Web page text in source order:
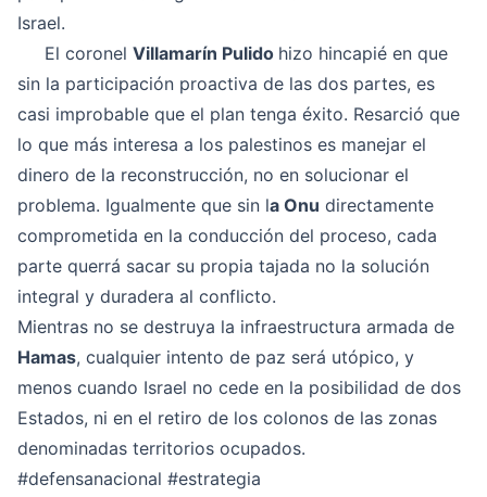
Israel.
El coronel Villamarín Pulido hizo hincapié en que
sin la participación proactiva de las dos partes, es
casi improbable que el plan tenga éxito. Resarció que
lo que más interesa a los palestinos es manejar el
dinero de la reconstrucción, no en solucionar el
problema. Igualmente que sin la Onu directamente
comprometida en la conducción del proceso, cada
parte querrá sacar su propia tajada no la solución
integral y duradera al conflicto.
Mientras no se destruya la infraestructura armada de
Hamas, cualquier intento de paz será utópico, y
menos cuando Israel no cede en la posibilidad de dos
Estados, ni en el retiro de los colonos de las zonas
denominadas territorios ocupados.
#defensanacional #estrategia